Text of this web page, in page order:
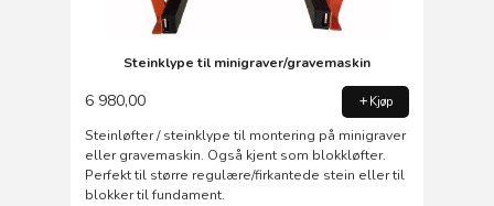
Steinklype til minigraver/gravemaskin
6 980,00 Kjøp
Steinløfter / steinklype til montering på minigraver
eller gravemaskin. Også kjent som blokkløfter.
Perfekt til større regulære/firkantede stein eller til
blokker til fundament.